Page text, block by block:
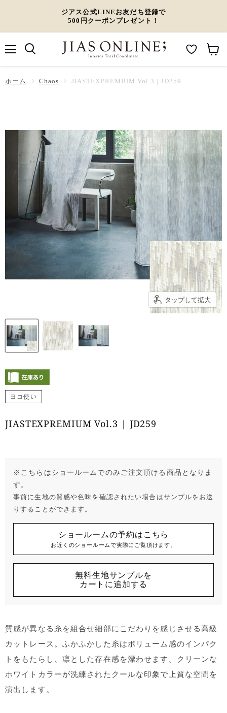
ジアス公式LINEお友だち登録で
500円クーポンプレゼント！
ー
h
l
s
t
る
ホーム Chaos JIASTEXPREMIUM Vol.3 | JD259
タップして拡大
ヨコ使い
JIASTEXPREMIUM Vol.3 | JD259
※こちらはショールームでのみご注文頂ける商品となりま
す。
事前に生地の質感や色味を確認されたい場合はサンプルをお送
りすることができます。
ショールームの予約はこちら
お近くのショールームで実際にご覧頂けます。
無料生地サンプルを
カートに追加する
質感が異なる糸を組合せ細部にこだわりを感じさせる高級
カットレース。ふかふかした糸はボリューム感のインパク
トをもたらし、凛とした存在感を漂わせます。クリーンな
ホワイトカラーが洗練されたクールな印象で上質な空間を
演出します。